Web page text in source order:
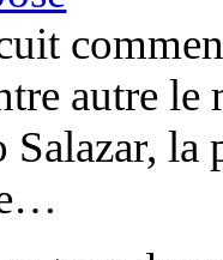
autre le
la